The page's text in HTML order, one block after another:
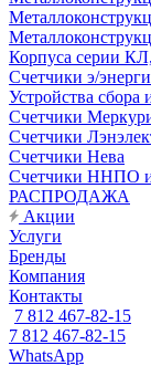
Корпуса серии
Счетчики э/
Устройства
Счетчики
Счетчики
Счетчики Нева
Счетчики ННПО
РАСПРОДАЖА
Акции
Услуги
Бренды
Компания
Контакты
7 812 467-82-15
7 812 467-82-15
WhatsApp